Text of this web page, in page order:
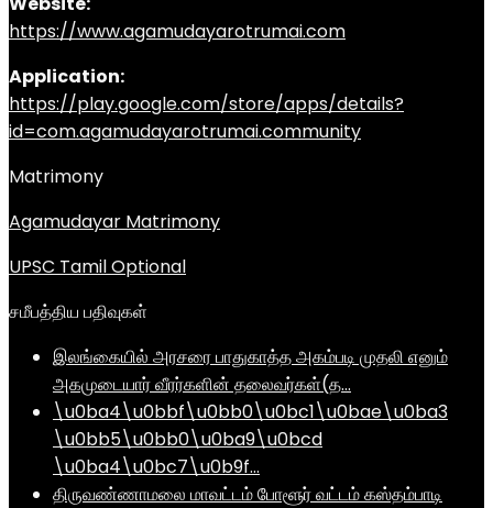
https://www.agamudayarotrumai.com
Application:
https://play.google.com/store/apps/details?
id=com.agamudayarotrumai.community
Matrimony
Agamudayar Matrimony
UPSC Tamil Optional
சமீபத்திய பதிவுகள்
இலங்கையில் அரசரை பாதுகாத்த அகம்படி முதலி எனும்
அகமுடையார் வீரர்களின் தலைவர்கள்(த…
\u0ba4\u0bbf\u0bb0\u0bc1\u0bae\u0ba3
\u0bb5\u0bb0\u0ba9\u0bcd
\u0ba4\u0bc7\u0b9f…
திருவண்ணாமலை மாவட்டம் போளூர் வட்டம் கஸ்தம்பாடி